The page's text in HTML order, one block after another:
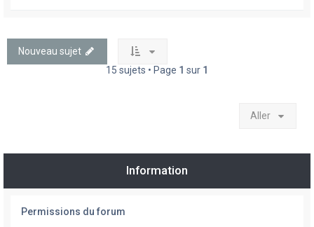
Nouveau sujet
15 sujets • Page 1 sur 1
Aller
Information
Permissions du forum